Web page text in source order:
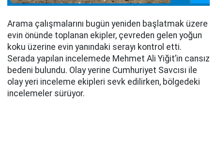
Arama çalışmalarını bugün yeniden başlatmak üzere
evin önünde toplanan ekipler, çevreden gelen yoğun
koku üzerine evin yanındaki serayı kontrol etti.
Serada yapılan incelemede Mehmet Ali Yiğit’in cansız
bedeni bulundu. Olay yerine Cumhuriyet Savcısı ile
olay yeri inceleme ekipleri sevk edilirken, bölgedeki
incelemeler sürüyor.